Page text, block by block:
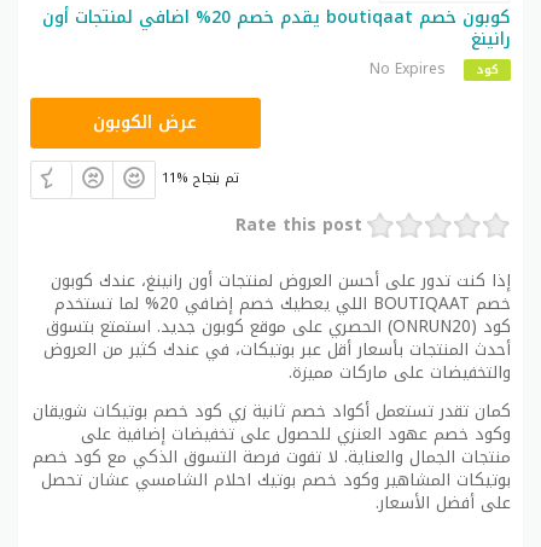
كوبون خصم boutiqaat يقدم خصم 20% اضافي لمنتجات أون
رانينغ
كود No Expires
ONRUN20
عرض الكوبون
11% تم بنجاح
Rate this post
إذا كنت تدور على أحسن العروض لمنتجات أون رانينغ، عندك كوبون
خصم BOUTIQAAT اللي يعطيك خصم إضافي 20% لما تستخدم
كود (ONRUN20) الحصري على موقع كوبون جديد. استمتع بتسوق
أحدث المنتجات بأسعار أقل عبر بوتيكات، في عندك كثير من العروض
والتخفيضات على ماركات مميزة.
كمان تقدر تستعمل أكواد خصم ثانية زي كود خصم بوتيكات شويقان
وكود خصم عهود العنزي للحصول على تخفيضات إضافية على
منتجات الجمال والعناية. لا تفوت فرصة التسوق الذكي مع كود خصم
بوتيكات المشاهير وكود خصم بوتيك احلام الشامسي عشان تحصل
على أفضل الأسعار.